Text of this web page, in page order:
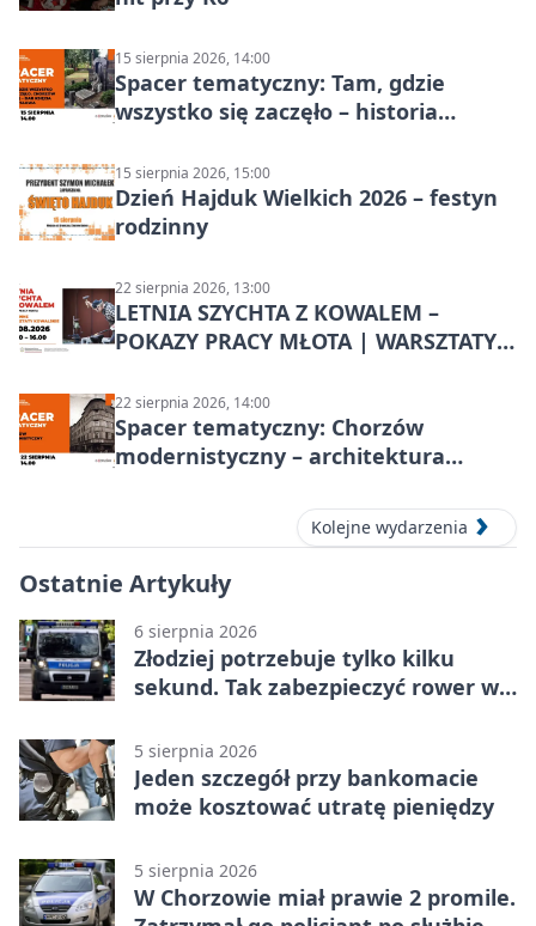
15 sierpnia 2026, 14:00
Spacer tematyczny: Tam, gdzie
wszystko się zaczęło – historia
15 sierpnia 2026, 15:00
Dzień Hajduk Wielkich 2026 – festyn
rodzinny
22 sierpnia 2026, 13:00
LETNIA SZYCHTA Z KOWALEM –
POKAZY PRACY MŁOTA | WARSZTATY
22 sierpnia 2026, 14:00
Spacer tematyczny: Chorzów
modernistyczny – architektura
Kolejne wydarzenia
Ostatnie Artykuły
6 sierpnia 2026
Złodziej potrzebuje tylko kilku
sekund. Tak zabezpieczyć rower w
5 sierpnia 2026
Jeden szczegół przy bankomacie
może kosztować utratę pieniędzy
5 sierpnia 2026
W Chorzowie miał prawie 2 promile.